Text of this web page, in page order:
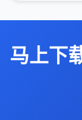
马上下